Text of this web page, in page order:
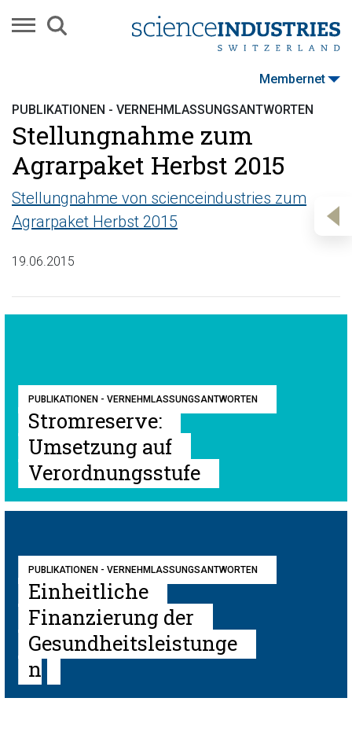
Membernet
PUBLIKATIONEN - VERNEHMLASSUNGSANTWORTEN
Stellungnahme zum
Agrarpaket Herbst 2015
Stellungnahme von scienceindustries zum
Agrarpaket Herbst 2015
19.06.2015
PUBLIKATIONEN - VERNEHMLASSUNGSANTWORTEN
Stromreserve:
Umsetzung auf
Verordnungsstufe
PUBLIKATIONEN - VERNEHMLASSUNGSANTWORTEN
Einheitliche
Finanzierung der
Gesundheitsleistunge
n